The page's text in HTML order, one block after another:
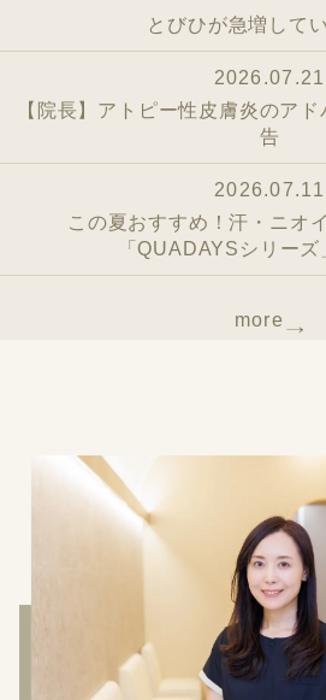
とびひが急増して
2026.07.21
【院長】アトピー性皮膚炎のア
告
2026.07.11
この夏おすすめ！汗・ニオ
「QUADAYSシリー
more